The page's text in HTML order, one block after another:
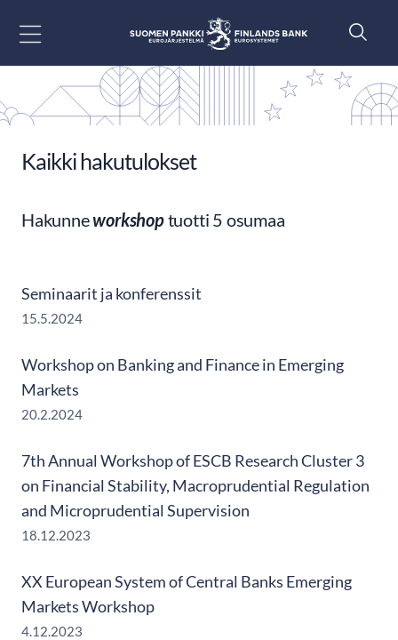
Kaikki hakutulokset
Hakunneworkshoptuotti 5 osumaa
Seminaarit ja konferenssit
15.5.2024
Workshop on Banking and Finance in Emerging
Markets
20.2.2024
7th Annual Workshop of ESCB Research Cluster 3
on Financial Stability, Macroprudential Regulation
and Microprudential Supervision
18.12.2023
XX European System of Central Banks Emerging
Markets Workshop
4.12.2023